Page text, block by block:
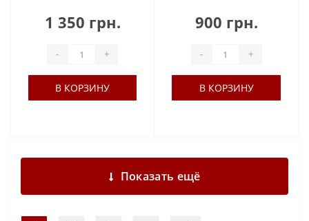
1 350 грн.
- +
В КОРЗИНУ
900 грн.
- +
В КОРЗИНУ
Показать ещё